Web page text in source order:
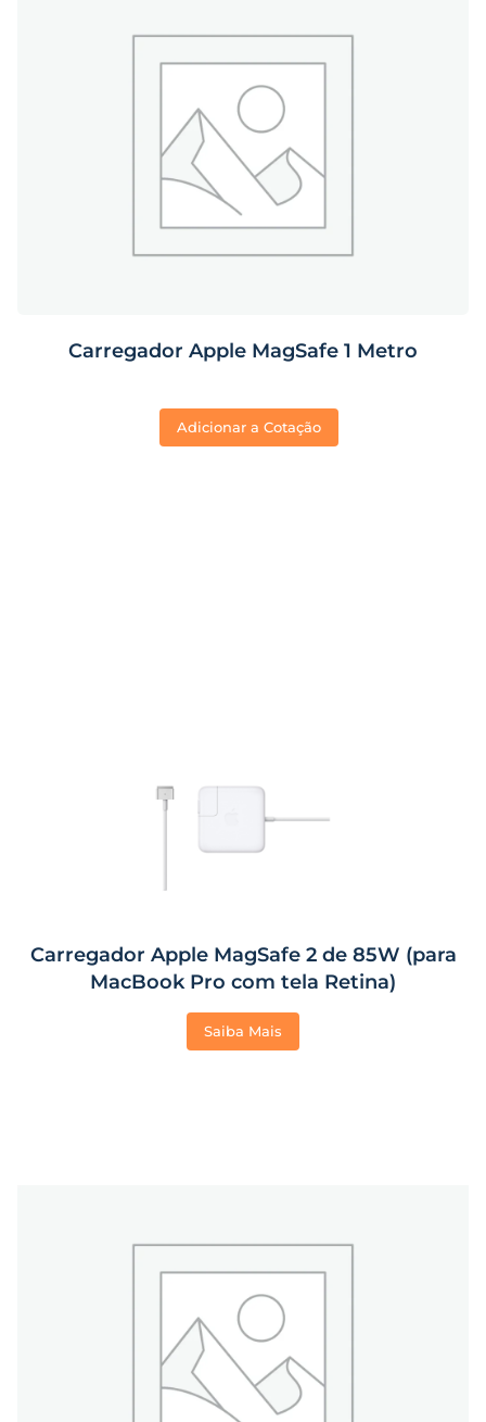
Carregador Apple MagSafe 1 Metro
Adicionar a Cotação
Carregador Apple MagSafe 2 de 85W (para
MacBook Pro com tela Retina)
Saiba Mais